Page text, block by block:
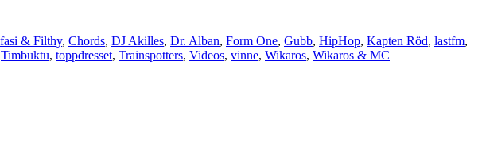
& Filthy, Chords, DJ Akilles, Dr. Alban, Form One, Gubb, HipHop, Kapten Röd, lastfm,
Timbuktu, toppdresset, Trainspotters, Videos, vinne, Wikaros, Wikaros & MC